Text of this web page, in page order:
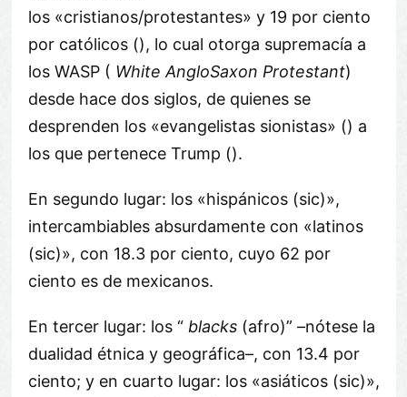
los «cristianos/protestantes» y 19 por ciento
por católicos (), lo cual otorga supremacía a
los WASP ( White AngloSaxon Protestant)
desde hace dos siglos, de quienes se
desprenden los «evangelistas sionistas» () a
los que pertenece Trump ().
En segundo lugar: los «hispánicos (sic)»,
intercambiables absurdamente con «latinos
(sic)», con 18.3 por ciento, cuyo 62 por
ciento es de mexicanos.
En tercer lugar: los “ blacks(afro)” –nótese la
dualidad étnica y geográfica–, con 13.4 por
ciento; y en cuarto lugar: los «asiáticos (sic)»,